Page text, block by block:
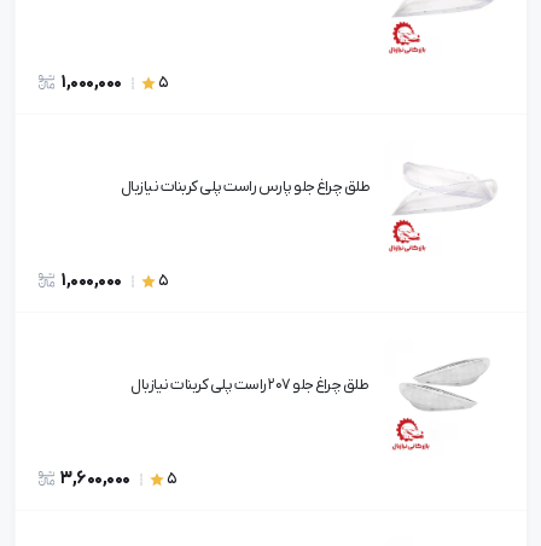
5
1,000,000
طلق چراغ جلو پارس راست پلی کربنات نیازبال
5
1,000,000
طلق چراغ جلو 207 راست پلی کربنات نیازبال
5
3,600,000